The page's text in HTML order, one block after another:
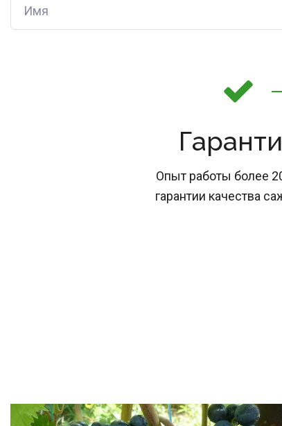
Опыт работы более
гарантии качества